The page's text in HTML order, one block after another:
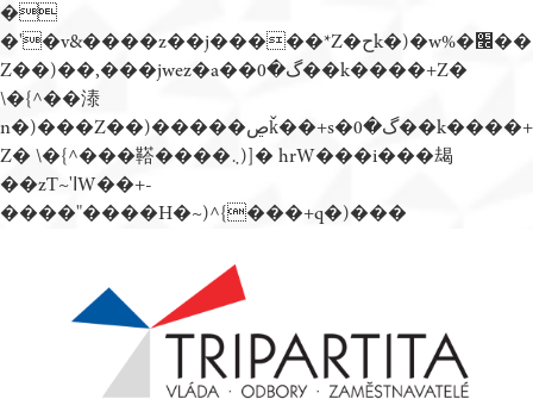
�
�'�v&����z��j�����*Z�حk�)�w%�׬��
Z��)��,���jwez�a��گ�0��k����+Z�
\�{^��溙
n�)���Z��)�����ڝǩ��+s�گ�0��k����+
Z� \�{^���鞳����܆)]� hrW���i���朅
��zƬ~'ߊW��+-
����"����H�~)^{���+q�)���